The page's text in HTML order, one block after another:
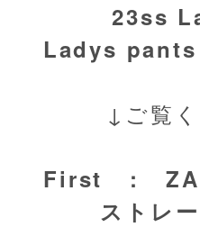
23ss
Ladys
↓ご覧
First :
ストレ